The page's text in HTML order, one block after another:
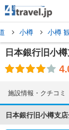
小樽 小樽
日本銀行旧小
施設情報・クチコミ
日本銀行旧小樽支